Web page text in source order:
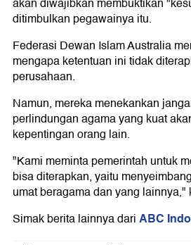
akan diwajibkan membuktikan
ditimbulkan pegawainya itu.
Federasi Dewan Islam Australia
mengapa ketentuan ini tidak
perusahaan.
Namun, mereka menekankan
perlindungan agama yang kuat
kepentingan orang lain.
"Kami meminta pemerintah untuk
bisa diterapkan, yaitu
umat beragama dan yang lainnya,"
Simak berita lainnya dariABC